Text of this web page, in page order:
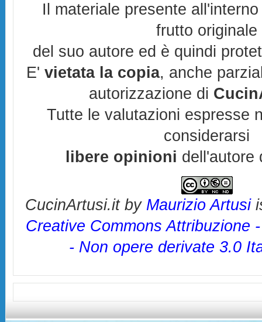
Il materiale presente
frutto originale
del suo autore ed è quindi
E'vietata la copia, anche
autorizzazione di
Tutte le valutazioni espresse
considerarsi
libere opinioni dell'autore
CucinArtusi.itby Maurizio Artusi
Creative Commons Attribuzione
- Non opere derivate 3.0